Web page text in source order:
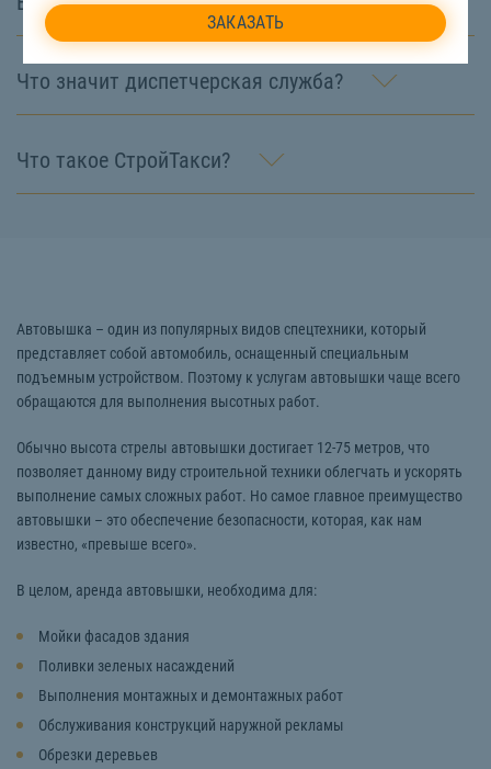
Что значит диспетчерская служба?
Что такое СтройТакси?
Автовышка – один из популярных видов спецтехники, который
представляет собой автомобиль, оснащенный специальным
подъемным устройством. Поэтому к услугам автовышки чаще всего
обращаются для выполнения высотных работ.
Обычно высота стрелы автовышки достигает 12-75 метров, что
позволяет данному виду строительной техники облегчать и ускорять
выполнение самых сложных работ. Но самое главное преимущество
автовышки – это обеспечение безопасности, которая, как нам
известно, «превыше всего».
В целом, аренда автовышки, необходима для:
Мойки фасадов здания
Поливки зеленых насаждений
Выполнения монтажных и демонтажных работ
Обслуживания конструкций наружной рекламы
Обрезки деревьев